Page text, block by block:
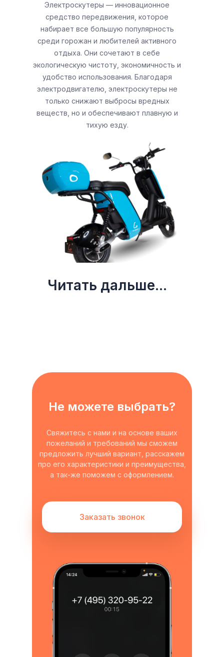
Электроскутеры — инновационное
средство передвижения, которое
набирает все большую популярность
среди горожан и любителей активного
отдыха. Они сочетают в себе
экологическую чистоту, экономичность и
удобство использования. Благодаря
электродвигателю, электроскутеры не
только снижают выбросы вредных
веществ, но и обеспечивают плавную и
тихую езду.
Читать дальше...
Свяжитесь с нами и на основе ваших
пожеланий и требований мы сможем
предложить лучший вариант, расскажем
про его характеристики и преимущества,
а так-же поможем с оформлением.
Не можете выбрать?
Заказать звонок